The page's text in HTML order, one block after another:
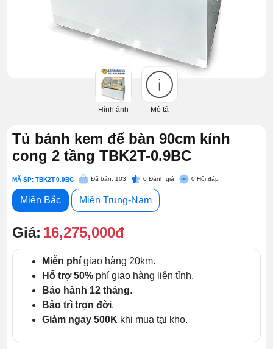
Hình ảnh Mô tả
Tủ bánh kem để bàn 90cm kính
cong 2 tầng TBK2T-0.9BC
MÃ SP: TBK2T-0.9BC Đã bán: 103 0 Đánh giá 0 Hỏi đáp
Miền Bắc Miền Trung-Nam
Giá: 16,275,000đ
Miễn phí giao hàng 20km.
Hỗ trợ 50% phí giao hàng liên tỉnh.
Bảo hành 12 tháng.
Bảo trì trọn đời.
Giảm ngay 500K khi mua tại kho.